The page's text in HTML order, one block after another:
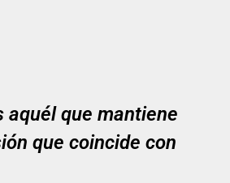
aquél que mantiene
que coincide con